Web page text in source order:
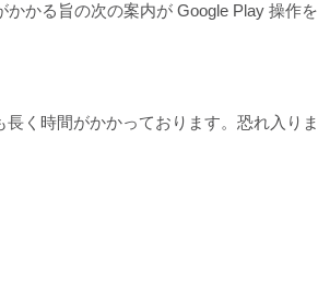
かる旨の次の案内が Google Play 操作を
く時間がかかっております。恐れ入りま